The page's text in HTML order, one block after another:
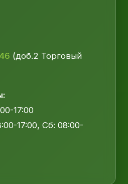
(доб.2 Торговый
17:00
17:00, Сб: 08:00-